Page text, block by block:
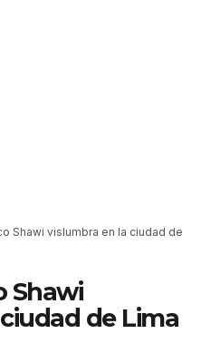
Shawi vislumbra en la ciudad de
Shawi
de Lima